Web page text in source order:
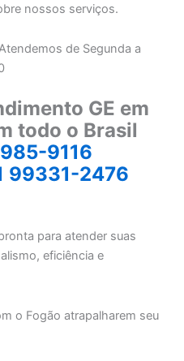
nossos serviços.
de Segunda a
GE em
todo o Brasil
9116
99331-2476
para atender suas
eficiência e
o Fogão atrapalharem seu